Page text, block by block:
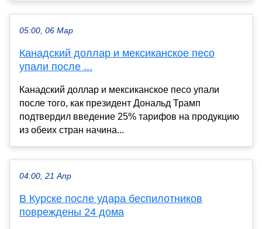
05:00, 06 Мар
Канадский доллар и мексиканское песо
упали после ...
Канадский доллар и мексиканское песо упали
после того, как президент Дональд Трамп
подтвердил введение 25% тарифов на продукцию
из обеих стран начина...
04:00, 21 Апр
В Курске после удара беспилотников
повреждены 24 дома